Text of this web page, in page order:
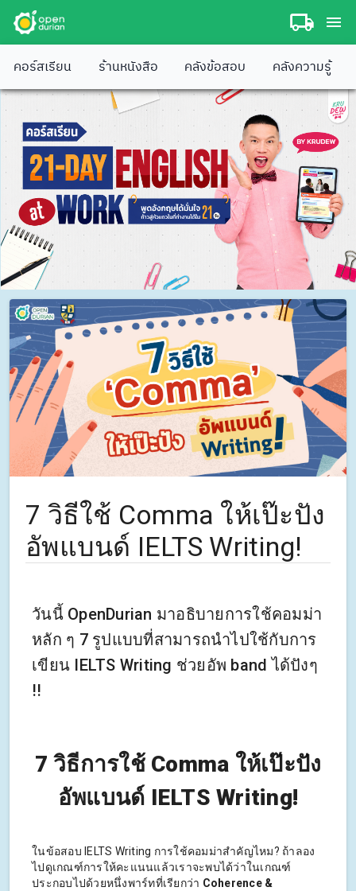
คอร์สเรียน ร้านหนังสือ คลังข้อสอบ คลังความรู้
7 วิธีใช้ Comma ให้เป๊ะปัง
อัพแบนด์ IELTS Writing!
วันนี้ OpenDurian มาอธิบายการใช้คอมม่า
หลัก ๆ 7 รูปแบบที่สามารถนำไปใช้กับการ
เขียน IELTS Writing ช่วยอัพ band ได้ปังๆ
!!
7 วิธีการใช้ Comma ให้เป๊ะปัง
อัพแบนด์ IELTS Writing!
ในข้อสอบ IELTS Writing การใช้คอมม่าสำคัญไหม? ถ้าลอง
ไปดูเกณฑ์การให้คะแนนแล้วเราจะพบได้ว่าในเกณฑ์
ประกอบไปด้วยหนึ่งพาร์ทที่เรียกว่า Coherence &